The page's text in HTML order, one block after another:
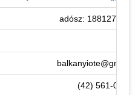
adósz: 18812772-
(42) 561-000